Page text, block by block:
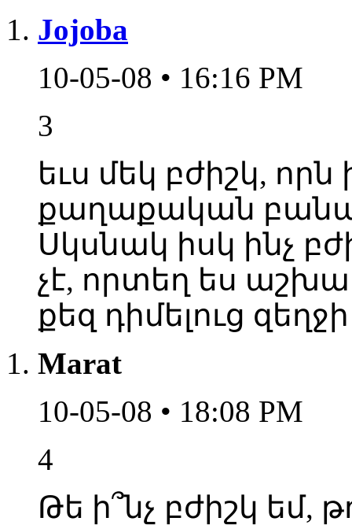
Jojoba
10-05-08 • 16:16 PM
3
եւս մեկ բժիշկ,
քաղաքական
Սկսնակ իսկ ինչ
չէ, որտեղ ես
քեզ դիմելուց
Marat
10-05-08 • 18:08 PM
4
Թե ի՞նչ բժիշկ եմ,